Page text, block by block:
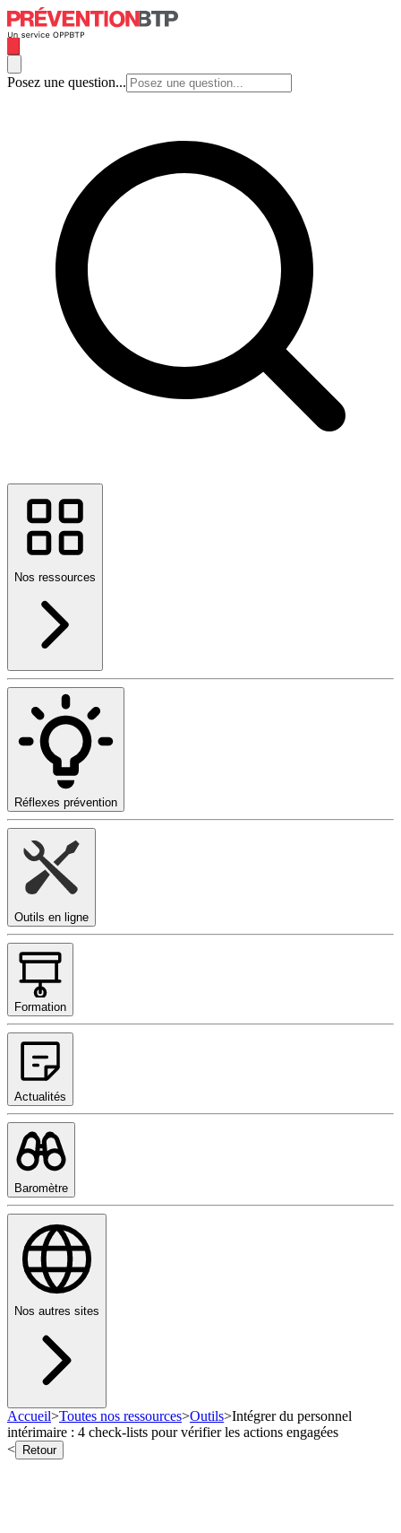
Posez une question...
Nos ressources
Réflexes prévention
Outils en ligne
Formation
Actualités
Baromètre
Nos autres sites
Accueil>Toutes nos ressources>Outils>Intégrer du personnel
intérimaire : 4 check-lists pour vérifier les actions engagées
<
Retour